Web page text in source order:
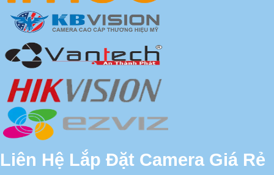
Liên Hệ Lắp Đặt Camera Giá Rẻ